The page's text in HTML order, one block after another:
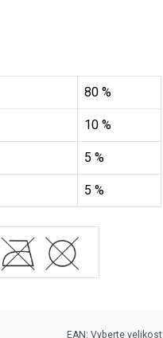
80 %
10 %
5 %
5 %
EAN: Vyberte velikost